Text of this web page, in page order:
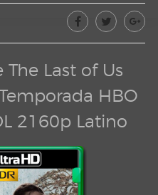
Last of Us
HBO
2160p Latino